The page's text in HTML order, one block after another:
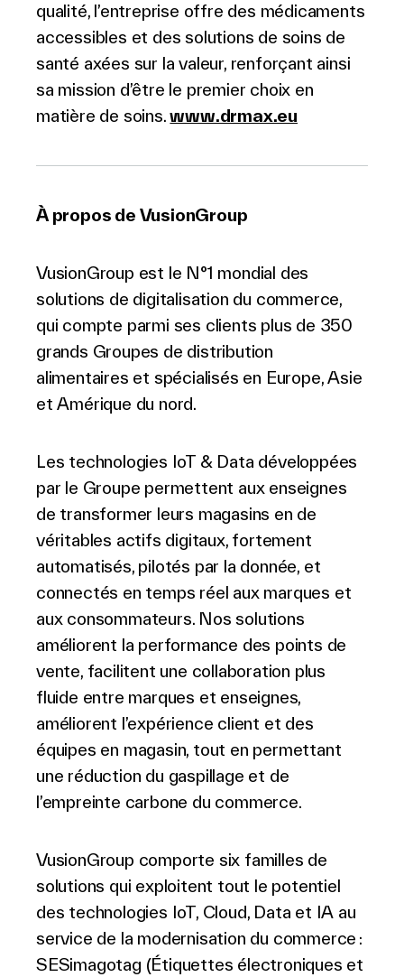
qualité, l’entreprise offre des médicaments
accessibles et des solutions de soins de
santé axées sur la valeur, renforçant ainsi
sa mission d’être le premier choix en
matière de soins.www.drmax.eu
À propos de VusionGroup
VusionGroup est le N°1 mondial des
solutions de digitalisation du commerce,
qui compte parmi ses clients plus de 350
grands Groupes de distribution
alimentaires et spécialisés en Europe, Asie
et Amérique du nord.
Les technologies IoT & Data développées
par le Groupe permettent aux enseignes
de transformer leurs magasins en de
véritables actifs digitaux, fortement
automatisés, pilotés par la donnée, et
connectés en temps réel aux marques et
aux consommateurs. Nos solutions
améliorent la performance des points de
vente, facilitent une collaboration plus
fluide entre marques et enseignes,
améliorent l’expérience client et des
équipes en magasin, tout en permettant
une réduction du gaspillage et de
l’empreinte carbone du commerce.
VusionGroup comporte six familles de
solutions qui exploitent tout le potentiel
des technologies IoT, Cloud, Data et IA au
service de la modernisation du commerce :
SESimagotag (Étiquettes électroniques et